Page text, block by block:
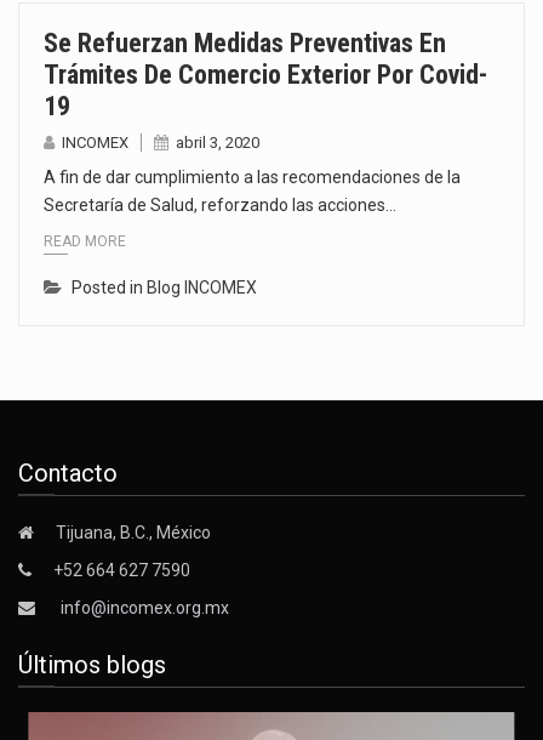
El Tribunal Federal de Justicia Administrativa (TFJA), a través de su Segunda Sala Regional en…
Se Refuerzan Medidas Preventivas En
Trámites De Comercio Exterior Por Covid-
19
INCOMEX abril 3, 2020
A fin de dar cumplimiento a las recomendaciones de la
Secretaría de Salud, reforzando las acciones…
READ MORE
Posted in Blog INCOMEX
Contacto
Tijuana, B.C., México
+52 664 627 7590
info@incomex.org.mx
Últimos blogs